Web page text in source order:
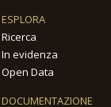
ESPLORA
Ricerca
In evidenza
Open Data
DOCUMENTAZIONE